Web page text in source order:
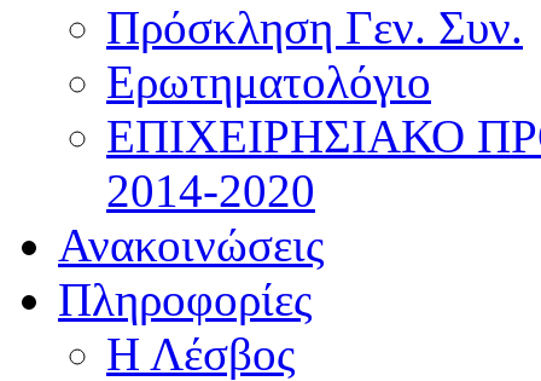
Πρόσκληση Γεν. Συν.
Ερωτηματολόγιο
ΕΠΙΧΕΙΡΗΣΙΑΚΟ
2014-2020
Ανακοινώσεις
Πληροφορίες
Η Λέσβος